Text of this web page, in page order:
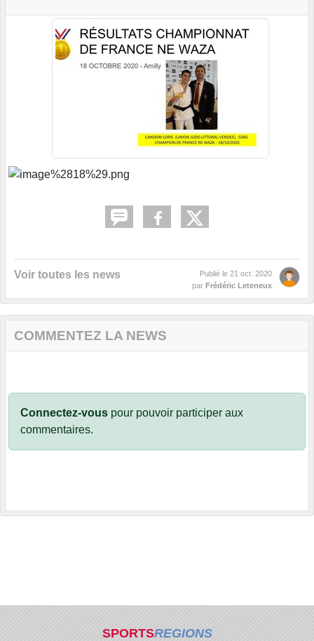
Voir toutes les news Publié le 21 oct. 2020
par Frédéric Leteneux
COMMENTEZ LA NEWS
Connectez-vous pour pouvoir participer aux
commentaires.
SPORTSREGIONS